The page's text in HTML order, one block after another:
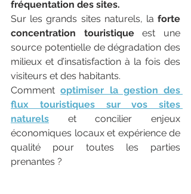
fréquentation des sites.
Sur les grands sites naturels, la forte
concentration touristique est une
source potentielle de dégradation des
milieux et d’insatisfaction à la fois des
visiteurs et des habitants.
Comment optimiser la gestion des
flux touristiques sur vos sites
naturels et concilier enjeux
économiques locaux et expérience de
qualité pour toutes les parties
prenantes ?